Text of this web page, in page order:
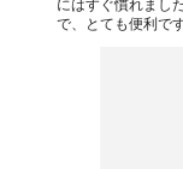
にはすぐ慣れまし
で、とても便利で